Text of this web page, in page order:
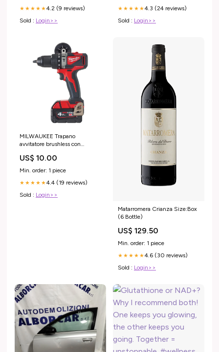
★★★★★4.2 (9 reviews)
Sold : Login>>
★★★★★4.3 (24 reviews)
Sold : Login>>
MILWAUKEE Trapano
avvitatore brushless con
BLPD2-402X Officina auto e
moto
US$ 10.00
Min. order: 1 piece
★★★★★4.4 (19 reviews)
Sold : Login>>
Matarromera Crianza Size:Box
(6 Bottle)
US$ 129.50
Min. order: 1 piece
★★★★★4.6 (30 reviews)
Sold : Login>>